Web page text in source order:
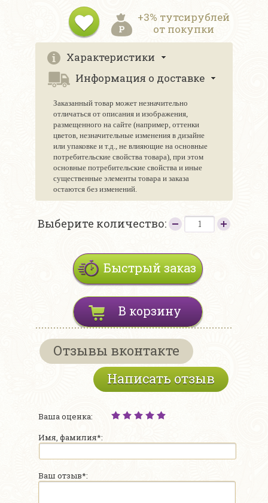
+3% тутсирублей
от покупки
Характеристики
Информация о доставке
Заказанный товар может незначительно
отличаться от описания и изображения,
размещенного на сайте (например, оттенки
цветов, незначительные изменения в дизайне
или упаковке и т.д., не влияющие на основные
потребительские свойства товара), при этом
основные потребительские свойства и иные
существенные элементы товара и заказа
остаются без изменений.
Выберите количество:
Быстрый заказ
В корзину
Отзывы вконтакте
Написать отзыв
Ваша оценка:
Имя, фамилия*:
Ваш отзыв*: